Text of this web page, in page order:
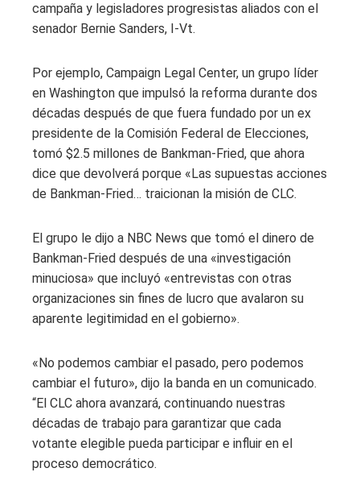
campaña y legisladores progresistas aliados con el
senador Bernie Sanders, I-Vt.
Por ejemplo, Campaign Legal Center, un grupo líder
en Washington que impulsó la reforma durante dos
décadas después de que fuera fundado por un ex
presidente de la Comisión Federal de Elecciones,
tomó $2.5 millones de Bankman-Fried, que ahora
dice que devolverá porque «Las supuestas acciones
de Bankman-Fried… traicionan la misión de CLC.
El grupo le dijo a NBC News que tomó el dinero de
Bankman-Fried después de una «investigación
minuciosa» que incluyó «entrevistas con otras
organizaciones sin fines de lucro que avalaron su
aparente legitimidad en el gobierno».
«No podemos cambiar el pasado, pero podemos
cambiar el futuro», dijo la banda en un comunicado.
“El CLC ahora avanzará, continuando nuestras
décadas de trabajo para garantizar que cada
votante elegible pueda participar e influir en el
proceso democrático.